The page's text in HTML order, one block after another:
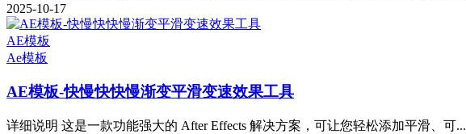
2025-10-17
AE模板
Ae模板
AE模板-快慢快快慢渐变平滑变速效果工具
详细说明 这是一款功能强大的 After Effects 解决方案，可让您轻松添加平滑、可...